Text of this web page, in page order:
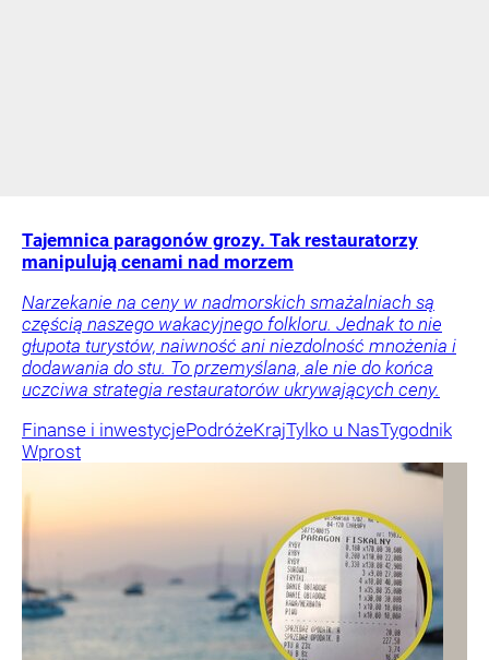
Tajemnica paragonów grozy. Tak restauratorzy
manipulują cenami nad morzem
Narzekanie na ceny w nadmorskich smażalniach są
częścią naszego wakacyjnego folkloru. Jednak to nie
głupota turystów, naiwność ani niezdolność mnożenia i
dodawania do stu. To przemyślana, ale nie do końca
uczciwa strategia restauratorów ukrywających ceny.
Finanse i inwestycjePodróżeKrajTylko u NasTygodnik
Wprost